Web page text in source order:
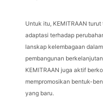
Untuk itu, KEMITRAAN
adaptasi terhadap
lanskap kelembagaan
pembangunan
KEMITRAAN juga aktif
mempromosikan bentuk-
yang baru.